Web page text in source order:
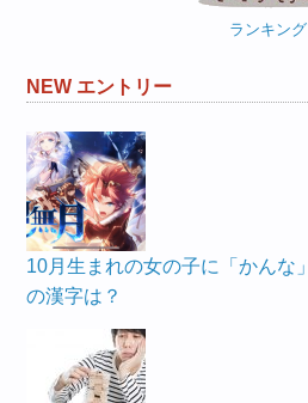
ランキング
NEW エントリー
10月生まれの女の子に「かんな
の漢字は？